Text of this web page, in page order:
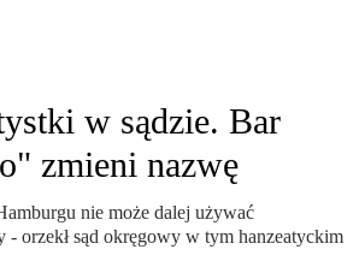
w sądzie. Bar
zmieni nazwę
nie może dalej używać
- orzekł sąd okręgowy w tym hanzeatyckim